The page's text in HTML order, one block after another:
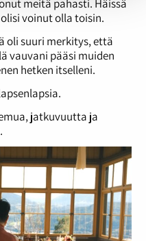
meitä pahasti. Häissä
voinut olla toisin.
oli suuri merkitys, että
vauvani pääsi muiden
hetken itselleni.
jatkuvuutta ja